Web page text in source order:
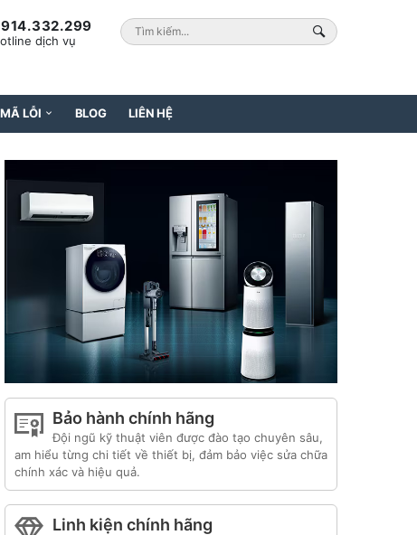
dịch vụ
LỖI BLOG LIÊN HỆ
Bảo hành chính hãng
Đội ngũ kỹ thuật viên được đào tạo chuyên sâu,
am hiểu từng chi tiết về thiết bị, đảm bảo việc sửa chữa
chính xác và hiệu quả.
Linh kiện chính hãng